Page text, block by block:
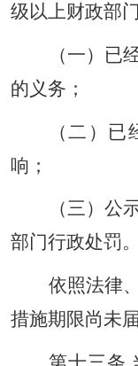
级以上财政部
（一）已
的义务；
（二）
响；
（三）公
部门行政处罚。
依照法律
措施期限尚未